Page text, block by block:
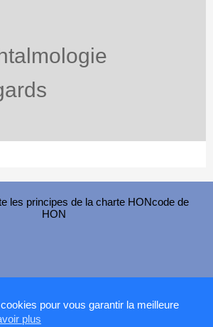
pour vous garantir la meilleure
plus